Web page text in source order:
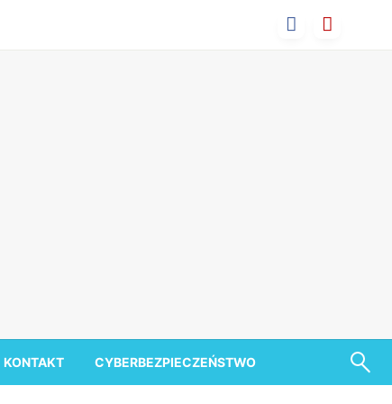
KONTAKT CYBERBEZPIECZEŃSTWO